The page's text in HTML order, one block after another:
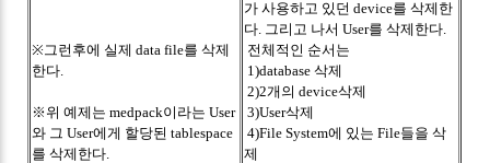
※그런후에 실제 data file를 삭제
한다.
※위 예제는 medpack이라는 User
와 그 User에게 할당된 tablespace
를 삭제한다.
가 사용하고 있던 device를 삭제한
다. 그리고 나서 User를 삭제한다.
전체적인 순서는
1)database 삭제
2)2개의 device삭제
3)User삭제
4)File System에 있는 File들을 삭
제